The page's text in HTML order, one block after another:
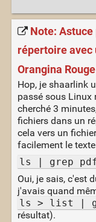
Note:
répertoire avec
Orangina Rouge
Hop, je shaarlink
passé sous Linux
cherché 3
fichiers dans un
cela vers un
facilement le
ls | grep
Oui, je sais, c'est
j'avais quand
ls > list |
résultat).